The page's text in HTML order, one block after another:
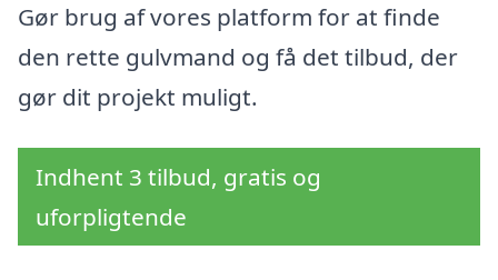
Gør brug af vores platform for at finde
den rette gulvmand og få det tilbud, der
gør dit projekt muligt.
Indhent 3 tilbud, gratis og
uforpligtende